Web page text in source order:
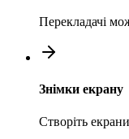
Перекладачі
Знімки екрану
Створіть